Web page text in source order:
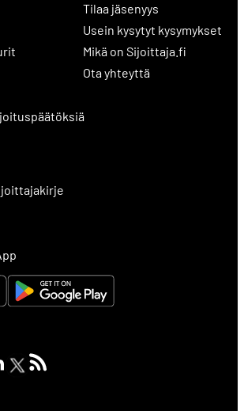
Tilaa jäsenyys
Usein kysytyt kysymykset
Mikä on Sijoittaja.fi
Ota yhteyttä